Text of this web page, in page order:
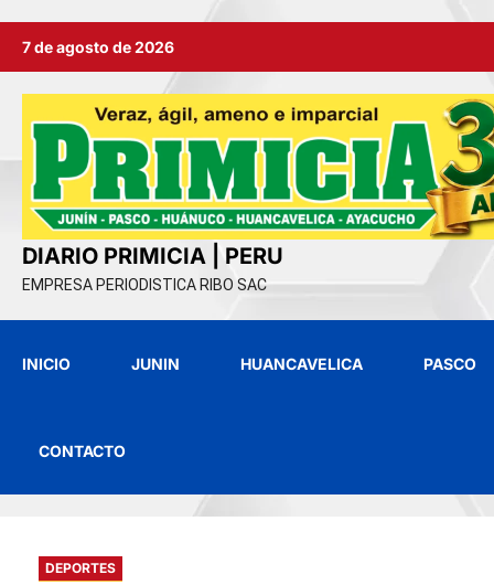
7 de agosto de 2026
DIARIO PRIMICIA | PERU
EMPRESA PERIODISTICA RIBO SAC
INICIO JUNIN HUANCAVELICA PASCO
CONTACTO
DEPORTES